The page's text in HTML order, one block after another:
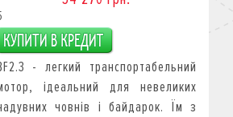
- легкий транспортабельний
ідеальний для невеликих
човнів і байдарок. Їм з